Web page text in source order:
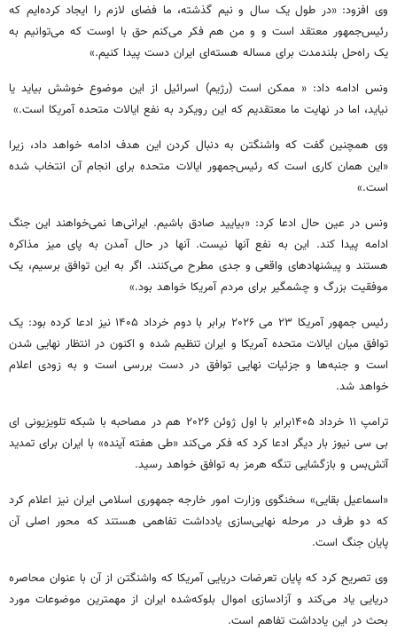
وی افزود: «در طول یک سال و نیم گذشته، ما فضای لازم را ایجاد کرده‌ایم که
رئیس‌جمهور معتقد است و و من هم فکر می‌کنم حق با اوست که می‌توانیم به
یک راه‌حل بلندمدت برای مساله هسته‌ای ایران دست پیدا کنیم.»
ونس ادامه داد: « ممکن است (رژیم) اسرائیل از این موضوع خوشش بیاید یا
نیاید، اما در نهایت ما معتقدیم که این رویکرد به نفع ایالات متحده آمریکا است.»
وی همچنین گفت که واشنگتن به دنبال کردن این هدف ادامه خواهد داد، زیرا
«این همان کاری است که رئیس‌جمهور ایالات متحده برای انجام آن انتخاب شده
است.»
ونس در عین حال ادعا کرد: «بیایید صادق باشیم. ایرانی‌ها نمی‌خواهند این جنگ
ادامه پیدا کند. این به نفع آنها نیست. آنها در حال آمدن به پای میز مذاکره
هستند و پیشنهادهای واقعی و جدی مطرح می‌کنند. اگر به این توافق برسیم، یک
موفقیت بزرگ و چشمگیر برای مردم آمریکا خواهد بود.»
رئیس جمهور آمریکا ۲۳ می ۲۰۲۶ برابر با دوم خرداد ۱۴۰۵ نیز ادعا کرده بود: یک
توافق میان ایالات متحده آمریکا و ایران تنظیم شده و اکنون در انتظار نهایی شدن
است و جنبه‌ها و جزئیات نهایی توافق در دست بررسی است و به‌ زودی اعلام
خواهد شد.
ترامپ ۱۱ خرداد ۱۴۰۵برابر با اول ژوئن ۲۰۲۶ هم در مصاحبه با شبکه تلویزیونی ای
بی سی نیوز بار دیگر ادعا کرد که فکر می‌کند «طی هفته آینده» با ایران برای تمدید
آتش‌بس و بازگشایی تنگه هرمز به توافق خواهد رسید.
«اسماعیل بقایی» سخنگوی وزارت امور خارجه جمهوری اسلامی ایران نیز اعلام کرد
که دو طرف در مرحله نهایی‌سازی یادداشت تفاهمی هستند که محور اصلی آن
پایان جنگ است.
وی تصریح کرد که پایان تعرضات دریایی آمریکا که واشنگتن از آن با عنوان محاصره
دریایی یاد می‌کند و آزادسازی اموال بلوکه‌شده ایران از مهمترین موضوعات مورد
بحث در این یادداشت تفاهم است.